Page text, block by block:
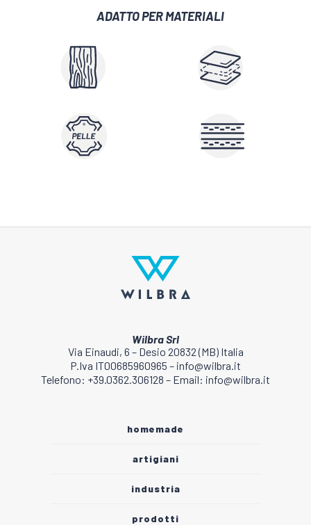
ADATTO PER MATERIALI
Wilbra Srl
Via Einaudi, 6 – Desio 20832 (MB) Italia
P.Iva IT00685960965 – info@wilbra.it
Telefono: +39.0362.306128 – Email: info@wilbra.it
homemade
artigiani
industria
prodotti